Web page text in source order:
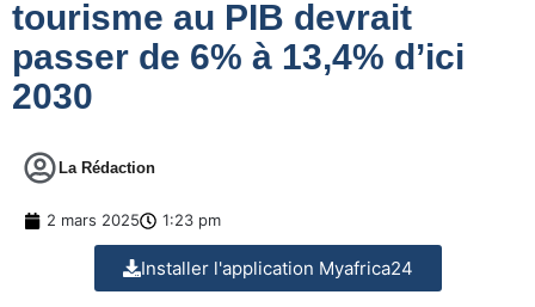
tourisme au PIB devrait
passer de 6% à 13,4% d’ici
2030
La Rédaction
2 mars 2025 1:23 pm
Installer l'application Myafrica24